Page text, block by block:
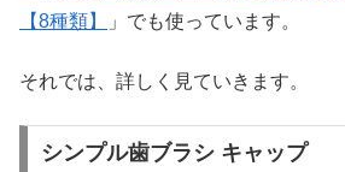
【8種類】
」でも使っています。
それでは、詳しく見ていきます。
シンプル歯ブラシ キャップ